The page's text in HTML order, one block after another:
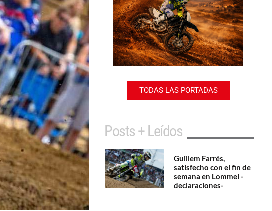
TODAS LAS PORTADAS
Posts + Leídos
Guillem Farrés,
satisfecho con el fin de
semana en Lommel -
declaraciones-